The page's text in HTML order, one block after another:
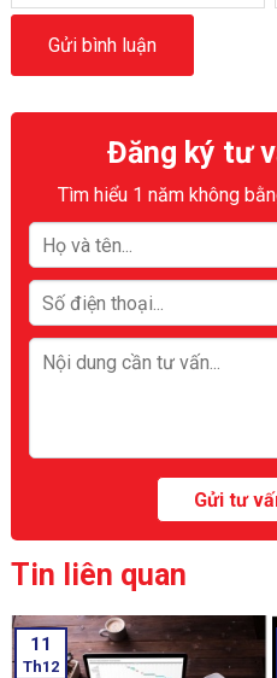
Đăng ký tư
Tìm hiểu 1 năm không
Tin liên quan
11
Th12